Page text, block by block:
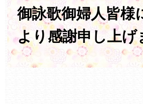
御詠歌御婦人皆様
より感謝申し上げ